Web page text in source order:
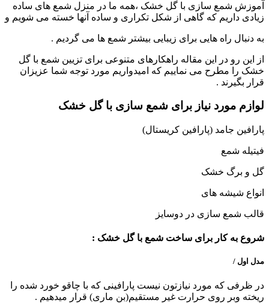
آموزش شمع سازی با گل خشک ،همه ما در منزل شمع های ساده
زیادی داریم که گاهی از شکل تکراری و ساده آنها خسته می شویم و
به دنبال راه هایی برای زیبایی بیشتر شمع ها می گردیم .
از این رو در این مقاله راهکارهای متنوعی برای تزیین شمع با گل
خشک را مطرح می نماییم که امیدواریم مورد توجه شما عزیزان
قرار بگیرند .
لوازم مورد نیاز برای شمع سازی با گل خشک
پارافین جامد (پارافین کریستال)
فیتیله شمع
گل و برگ خشک
انواع شیشه های
قالب شمع سازی در دوسایز
شروع به کار برای ساخت شمع با گل خشک :
مدل اول /
در ظرفی که مورد نیازتون نیست پارافینی که با چاقو خورد شده را
ریخته وبر روی حرارت غیر مستقیم(بن ماری) قرار میدهیم .